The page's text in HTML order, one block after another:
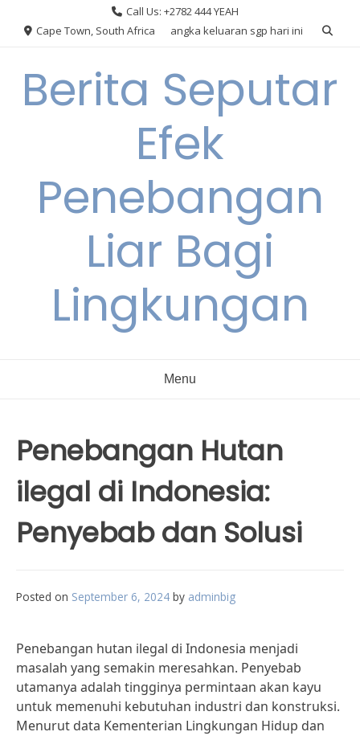
Call Us: +2782 444 YEAH
Cape Town, South Africa
angka keluaran sgp hari ini
Berita Seputar
Efek
Penebangan
Liar Bagi
Lingkungan
Menu
Penebangan Hutan
ilegal di Indonesia:
Penyebab dan Solusi
Posted on September 6, 2024 by adminbig
Penebangan hutan ilegal di Indonesia menjadi
masalah yang semakin meresahkan. Penyebab
utamanya adalah tingginya permintaan akan kayu
untuk memenuhi kebutuhan industri dan konstruksi.
Menurut data Kementerian Lingkungan Hidup dan